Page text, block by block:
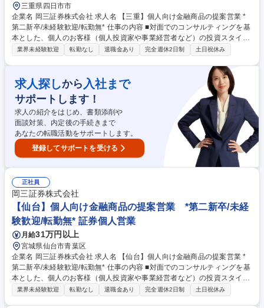
三重県四日市市
企業名 岡三証券株式会社 求人名 【三重】個人向け金融商品の提案営業 *
第二新卒/未経験歓迎/転勤無* 仕事の内容 ■対面でのコンサルティングを基
本とした、個人のお客様（個人投資家や事業経営者など）の投資スタイル
やライフプラン、多様なニーズにあわせた、最適な資産形成・運用のため
投資信託、保険などに多岐にわたります。近年は事業経営者のお客さまへ
のアプローチに注力しており、資産形成のご提案に留まらず、専門部署と
の連携による事業承継やM&A、不動産管理など多様なソリューションの提
供にも力を入れています。自由な商品組成や提案ができるため、お客さま
のニーズに寄り添った提案ができることも当社ならではのやりがいを感じ
て頂けるポイントの1つです。 募集職種 【三重】個人向け金融商品の提案
営業 *第二新卒/未経験歓迎/転勤無*
業界未経験歓迎 転勤なし 退職金あり 完全週休2日制 土日祝休み
求人探しから 入社まで
サポートします！
求人の紹介をはじめ、書類添削や
面談対策、内定後の手続きまで
あなたの転職活動をサポートします。
登録してサポートを受ける
正社員
岡三証券株式会社
【仙台】個人向け金融商品の提案営業 *第二新卒/未経
験歓迎/転勤無* 証券個人営業
月給31万円以上
宮城県仙台市青葉区
企業名 岡三証券株式会社 求人名 【仙台】個人向け金融商品の提案営業 *
第二新卒/未経験歓迎/転勤無* 仕事の内容 ■対面でのコンサルティングを基
本とした、個人のお客様（個人投資家や事業経営者など）の投資スタイル
やライフプラン、多様なニーズにあわせた、最適な資産形成・運用のため
業界未経験歓迎 転勤なし 退職金あり 完全週休2日制 土日祝休み